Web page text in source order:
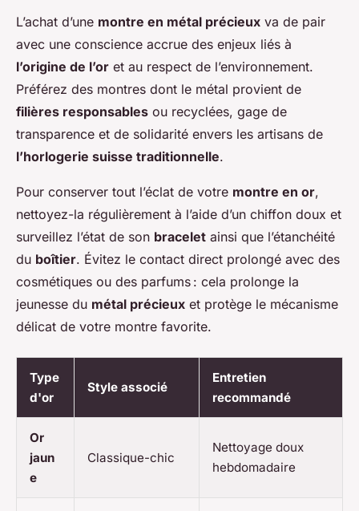
L’achat d’une montre en métal précieux va de pair
avec une conscience accrue des enjeux liés à
l’origine de l’or et au respect de l’environnement.
Préférez des montres dont le métal provient de
filières responsables ou recyclées, gage de
transparence et de solidarité envers les artisans de
l’horlogerie suisse traditionnelle.
Pour conserver tout l’éclat de votre montre en or,
nettoyez-la régulièrement à l’aide d’un chiffon doux et
surveillez l’état de son bracelet ainsi que l’étanchéité
du boîtier. Évitez le contact direct prolongé avec des
cosmétiques ou des parfums : cela prolonge la
jeunesse du métal précieux et protège le mécanisme
délicat de votre montre favorite.
Type
d'or
Style associé
Entretien
recommandé
Or
jaun
e
Classique-chic
Nettoyage doux
hebdomadaire